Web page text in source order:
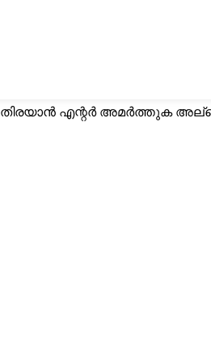
തിരയാൻ എന്റർ അമർത്തുക